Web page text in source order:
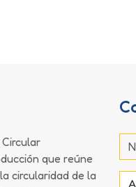
que reúne
circularidad de la